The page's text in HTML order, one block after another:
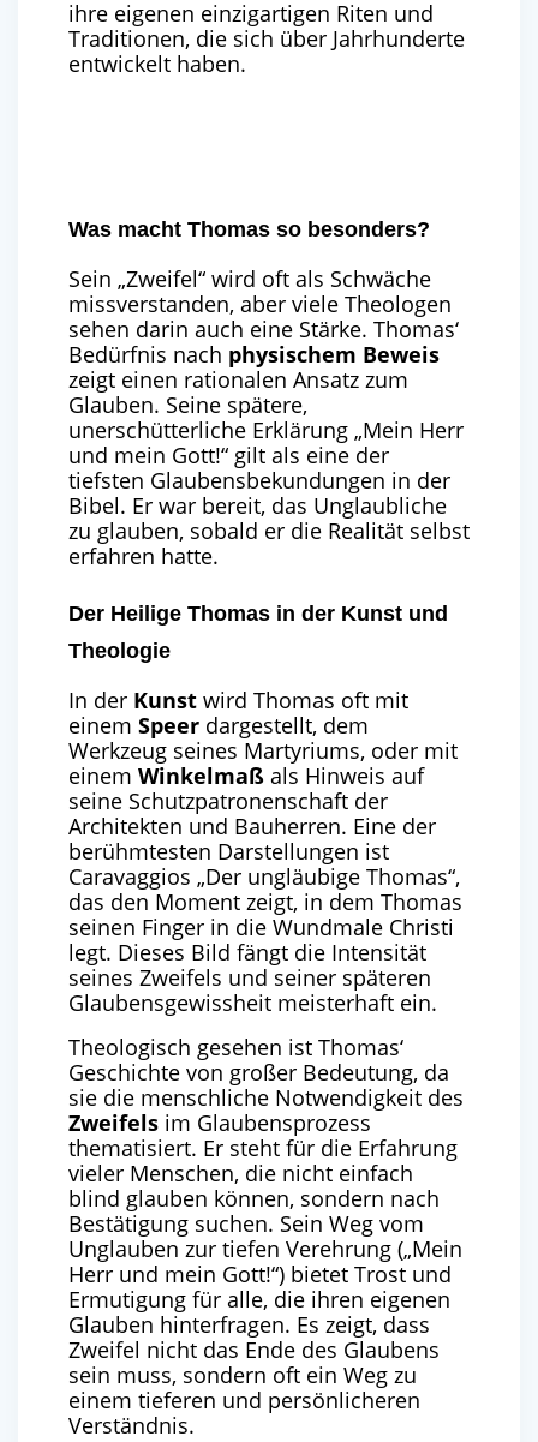
ihre eigenen einzigartigen Riten und
Traditionen, die sich über Jahrhunderte
entwickelt haben.
Was macht Thomas so besonders?
Sein „Zweifel“ wird oft als Schwäche
missverstanden, aber viele Theologen
sehen darin auch eine Stärke. Thomas‘
Bedürfnis nach physischem Beweis
zeigt einen rationalen Ansatz zum
Glauben. Seine spätere,
unerschütterliche Erklärung „Mein Herr
und mein Gott!“ gilt als eine der
tiefsten Glaubensbekundungen in der
Bibel. Er war bereit, das Unglaubliche
zu glauben, sobald er die Realität selbst
erfahren hatte.
Der Heilige Thomas in der Kunst und
Theologie
In der Kunst wird Thomas oft mit
einem Speer dargestellt, dem
Werkzeug seines Martyriums, oder mit
einem Winkelmaß als Hinweis auf
seine Schutzpatronenschaft der
Architekten und Bauherren. Eine der
berühmtesten Darstellungen ist
Caravaggios „Der ungläubige Thomas“,
das den Moment zeigt, in dem Thomas
seinen Finger in die Wundmale Christi
legt. Dieses Bild fängt die Intensität
seines Zweifels und seiner späteren
Glaubensgewissheit meisterhaft ein.
Theologisch gesehen ist Thomas‘
Geschichte von großer Bedeutung, da
sie die menschliche Notwendigkeit des
Zweifels im Glaubensprozess
thematisiert. Er steht für die Erfahrung
vieler Menschen, die nicht einfach
blind glauben können, sondern nach
Bestätigung suchen. Sein Weg vom
Unglauben zur tiefen Verehrung („Mein
Herr und mein Gott!“) bietet Trost und
Ermutigung für alle, die ihren eigenen
Glauben hinterfragen. Es zeigt, dass
Zweifel nicht das Ende des Glaubens
sein muss, sondern oft ein Weg zu
einem tieferen und persönlicheren
Verständnis.